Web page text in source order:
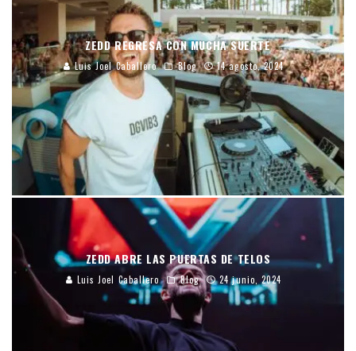
ZEDD REGRESA CON MUCHA SUERTE
Luis Joel Caballero Blog 14 agosto, 2024
ZEDD ABRE LAS PUERTAS DE TELOS
Luis Joel Caballero Blog 24 junio, 2024